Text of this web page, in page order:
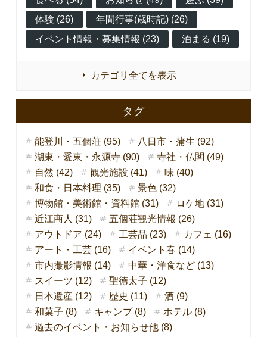
体験 (26)
年間行事(歳時記) (26)
イベント情報・募集情報 (23)
泊まる (19)
カテゴリ全てを表示
タグ
能登川・五個荘 (95)
八日市・蒲生 (92)
湖東・愛東・永源寺 (90)
寺社・仏閣 (49)
自然 (42)
観光施設 (41)
味 (40)
和食・日本料理 (35)
景色 (32)
博物館・美術館・資料館 (31)
ロケ地 (31)
近江商人 (31)
五個荘観光情報 (26)
アウトドア (24)
工芸品 (23)
カフェ (16)
アート・工芸 (16)
イベント春 (14)
市内撮影情報 (14)
中華・洋食など (13)
スイーツ (12)
聖徳太子 (12)
日本遺産 (12)
歴史 (11)
酒 (9)
和菓子 (8)
キャンプ (8)
ホテル (8)
過去のイベント・お知らせ他 (8)